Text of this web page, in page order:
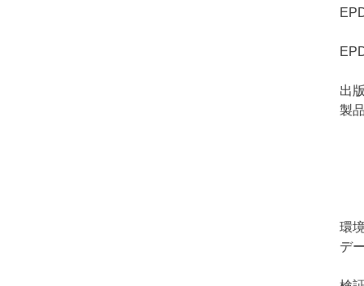
出
製
環
デ